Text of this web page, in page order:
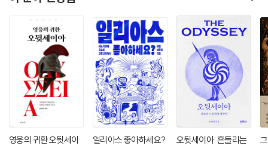
영웅의 귀환 오뒷세이
일리아스 좋아하세요?
오뒷세이아: 흔들리는